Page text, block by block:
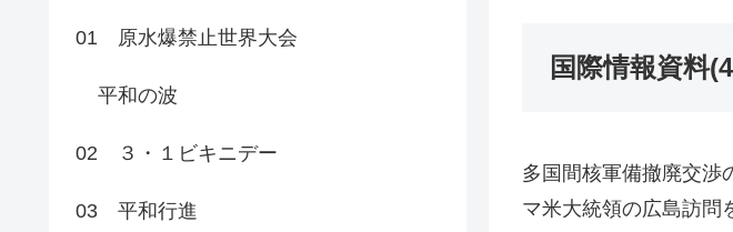
国際情報資料
多国間核軍備撤廃交渉
マ米大統領の広島訪問
01 原水爆禁止世界大会
平和の波
02 ３・１ビキニデー
03 平和行進